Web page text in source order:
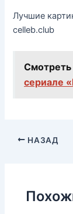
Лучшие
celleb.club
Смотреть
сериале
НАЗАД